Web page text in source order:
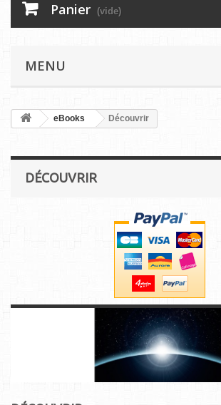
Panier (vide)
MENU
eBooks Découvrir
DÉCOUVRIR